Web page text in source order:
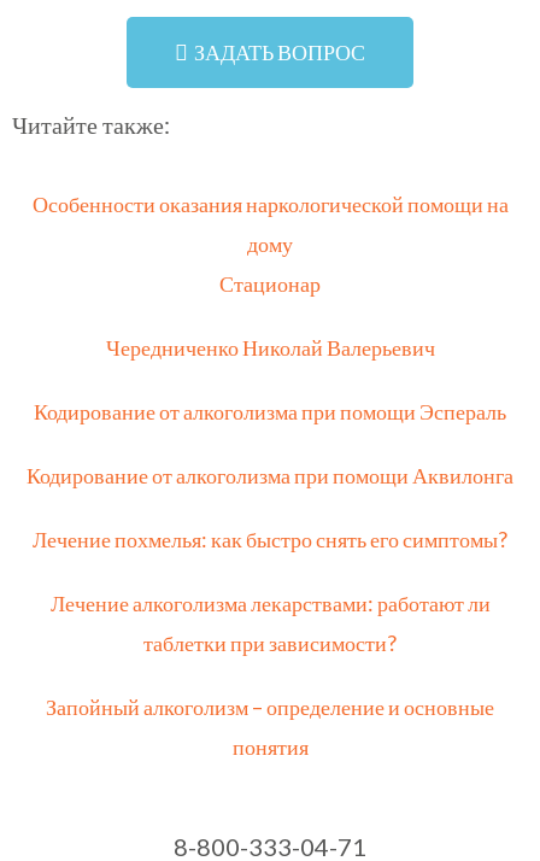
ЗАДАТЬ ВОПРОС
Читайте также:
Особенности оказания наркологической помощи на
дому
Стационар
Чередниченко Николай Валерьевич
Кодирование от алкоголизма при помощи Эспераль
Кодирование от алкоголизма при помощи Аквилонга
Лечение похмелья: как быстро снять его симптомы?
Лечение алкоголизма лекарствами: работают ли
таблетки при зависимости?
Запойный алкоголизм – определение и основные
понятия
8-800-333-04-71